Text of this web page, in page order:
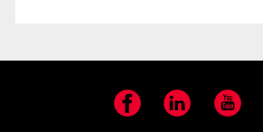
Facebook LinkedIn YouTube